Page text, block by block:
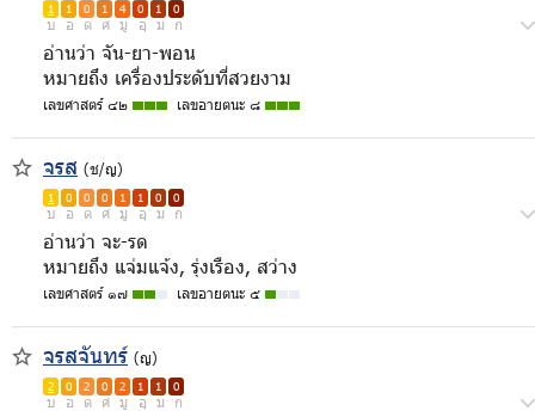
1 1 0 1 4 0 1 0
บ อ ด ศ มู อุ ม ก
อ่านว่า จัน-ยา-พอน
หมายถึง เครื่องประดับที่สวยงาม
เลขศาสตร์ ๔๒ เลขอายตนะ ๘
จรส (ช/ญ)
1 0 0 0 1 1 0 0
บ อ ด ศ มู อุ ม ก
อ่านว่า จะ-รด
หมายถึง แจ่มแจ้ง, รุ่งเรือง, สว่าง
เลขศาสตร์ ๑๗ เลขอายตนะ ๕
จรสจันทร์ (ญ)
2 0 2 0 2 1 1 0
บ อ ด ศ มู อุ ม ก